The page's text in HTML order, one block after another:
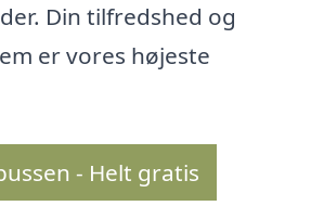
Din tilfredshed og
er vores højeste
- Helt gratis